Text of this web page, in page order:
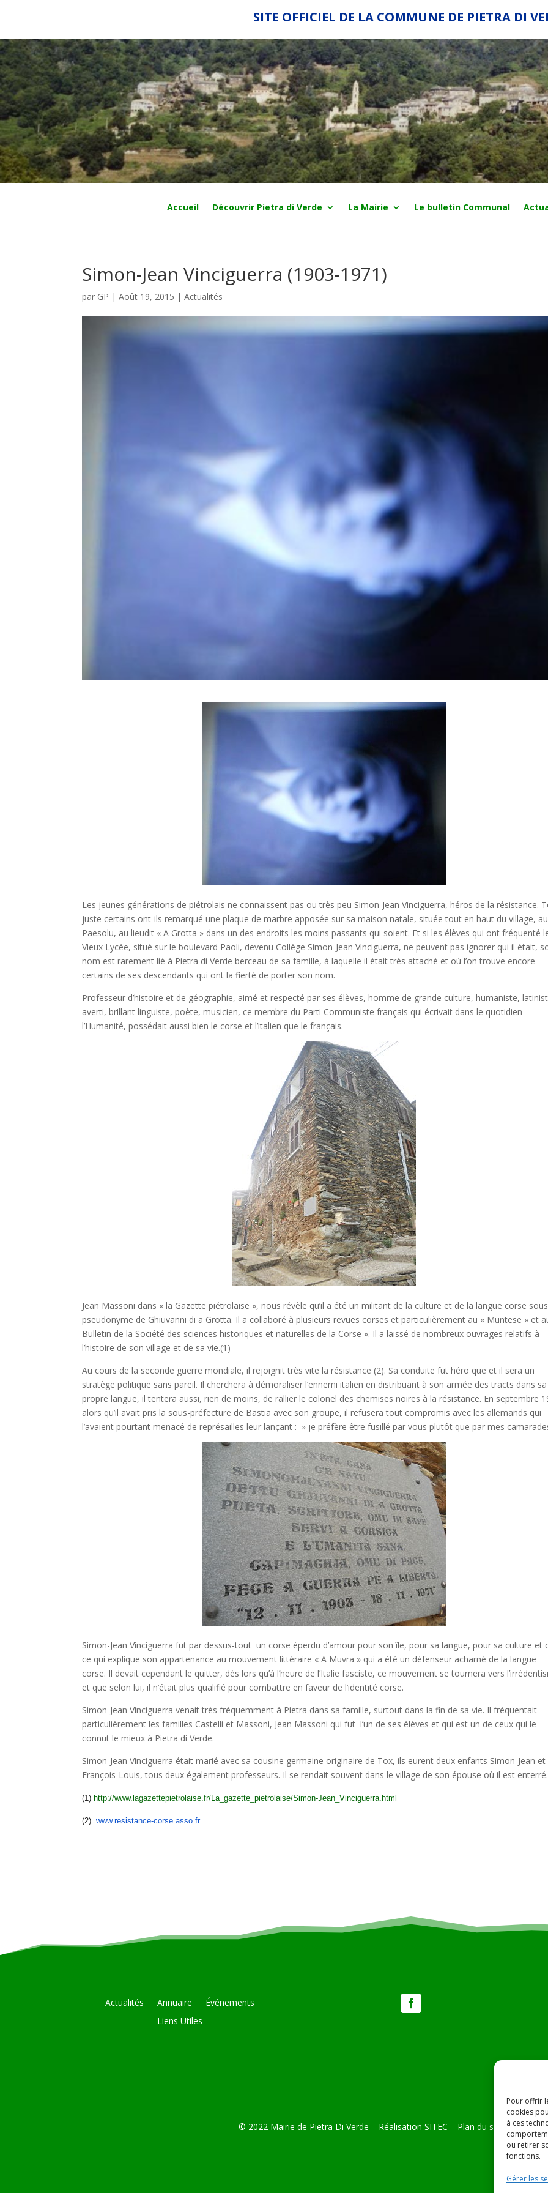
Pour offrir
cookies
à ces
ou retirer
fonctions.
Gérer les
SITE OFFICIEL DE LA COMMUNE DE PIETRA DI
Accueil Découvrir Pietra di Verde La Mairie Le bulletin Communal
Simon-Jean Vinciguerra (1903-1971)
par GP |Août 19, 2015 |Actualités
Les jeunes générations de piétrolais ne connaissent pas ou très peu Simon-Jean Vinciguerra, héros de la résistance.
juste certains ont-ils remarqué une plaque de marbre apposée sur sa maison natale, située tout en haut du village, au
Paesolu, au lieudit « A Grotta » dans un des endroits les moins passants qui soient. Et si les élèves qui ont fréquenté
Vieux Lycée, situé sur le boulevard Paoli, devenu Collège Simon-Jean Vinciguerra, ne peuvent pas ignorer qui il était,
nom est rarement lié à Pietra di Verde berceau de sa famille, à laquelle il était très attaché et où l’on trouve encore
certains de ses descendants qui ont la fierté de porter son nom.
Professeur d’histoire et de géographie, aimé et respecté par ses élèves, homme de grande culture, humaniste,
averti, brillant linguiste, poète, musicien, ce membre du Parti Communiste français qui écrivait dans le quotidien
l’Humanité, possédait aussi bien le corse et l’italien que le français.
Jean Massoni dans « la Gazette piétrolaise », nous révèle qu’il a été un militant de la culture et de la langue corse
pseudonyme de Ghiuvanni di a Grotta. Il a collaboré à plusieurs revues corses et particulièrement au « Muntese » et
Bulletin de la Société des sciences historiques et naturelles de la Corse ». Il a laissé de nombreux ouvrages relatifs à
l’histoire de son village et de sa vie.(1)
Au cours de la seconde guerre mondiale, il rejoignit très vite la résistance (2). Sa conduite fut héroïque et il sera un
stratège politique sans pareil. Il cherchera à démoraliser l’ennemi italien en distribuant à son armée des tracts dans sa
propre langue, il tentera aussi, rien de moins, de rallier le colonel des chemises noires à la résistance. En septembre
alors qu’il avait pris la sous-préfecture de Bastia avec son groupe, il refusera tout compromis avec les allemands qui
l’avaient pourtant menacé de représailles leur lançant : » je préfère être fusillé par vous plutôt que par mes
Simon-Jean Vinciguerra fut par dessus-tout un corse éperdu d’amour pour son île, pour sa langue, pour sa culture et
ce qui explique son appartenance au mouvement littéraire « A Muvra » qui a été un défenseur acharné de la langue
corse. Il devait cependant le quitter, dès lors qu’à l’heure de l’Italie fasciste, ce mouvement se tournera vers
et que selon lui, il n’était plus qualifié pour combattre en faveur de l’identité corse.
Simon-Jean Vinciguerra venait très fréquemment à Pietra dans sa famille, surtout dans la fin de sa vie. Il fréquentait
particulièrement les familles Castelli et Massoni, Jean Massoni qui fut l’un de ses élèves et qui est un de ceux qui le
connut le mieux à Pietra di Verde.
Simon-Jean Vinciguerra était marié avec sa cousine germaine originaire de Tox, ils eurent deux enfants Simon-Jean et
François-Louis, tous deux également professeurs. Il se rendait souvent dans le village de son épouse où il est
(1) http://www.lagazettepietrolaise.fr/La_gazette_pietrolaise/Simon-Jean_Vinciguerra.html
(2)www.resistance-corse.asso.fr
Actualités Annuaire
Événements
Liens Utiles
© 2022 Mairie de Pietra Di Verde – Réalisation SITEC – Plan du site –